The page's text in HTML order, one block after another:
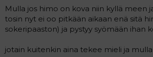
Mulla jos himo on kova niin kyllä meen
tosin nyt ei oo pitkään aikaan enä sitä
sokeripaaston) ja pystyy syömään ihan
jotain kuitenkin aina tekee mieli ja